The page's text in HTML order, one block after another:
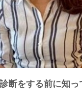
断をする前に知